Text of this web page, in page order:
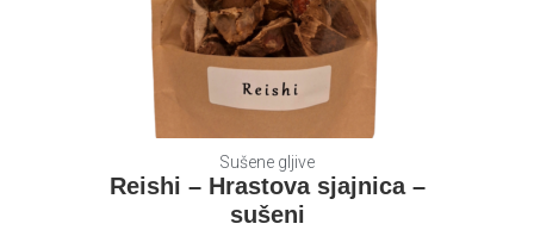
Sušene gljive
Reishi – Hrastova sjajnica –
sušeni